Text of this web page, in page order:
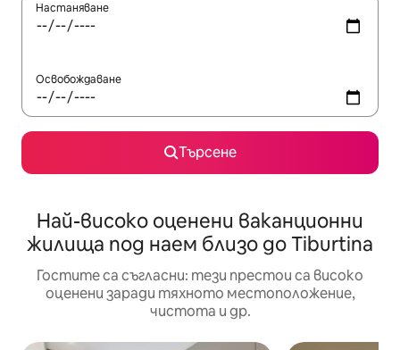
Настаняване
Освобождаване
Търсене
Най-високо оценени ваканционни
жилища под наем близо до Tiburtina
Гостите са съгласни: тези престои са високо
оценени заради тяхното местоположение,
чистота и др.